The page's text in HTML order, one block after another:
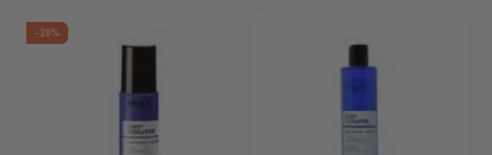
-20%